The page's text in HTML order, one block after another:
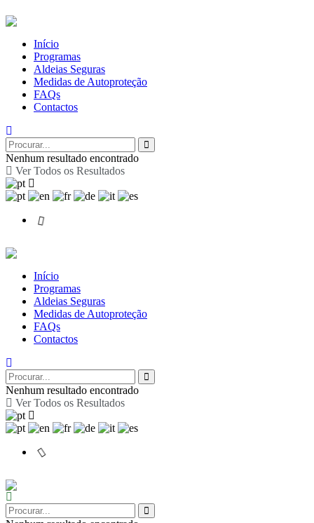
Início
Programas
Aldeias Seguras
Medidas de Autoproteção
FAQs
Contactos
Nenhum resultado encontrado
Ver Todos os Resultados
Início
Programas
Aldeias Seguras
Medidas de Autoproteção
FAQs
Contactos
Nenhum resultado encontrado
Ver Todos os Resultados